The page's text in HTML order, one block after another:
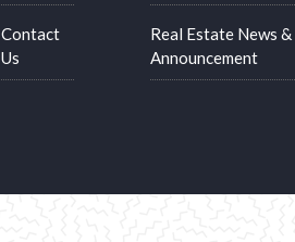
Contact
Us
Real Estate News &
Announcement